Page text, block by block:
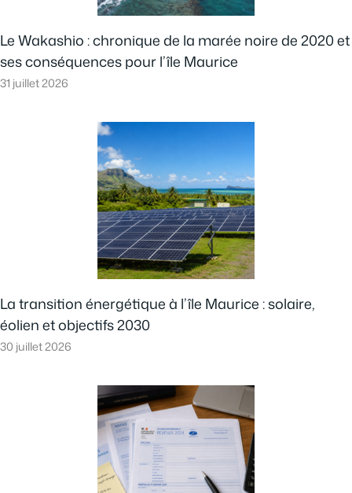
Le Wakashio : chronique de la marée noire de 2020 et
ses conséquences pour l’île Maurice
31 juillet 2026
La transition énergétique à l’île Maurice : solaire,
éolien et objectifs 2030
30 juillet 2026